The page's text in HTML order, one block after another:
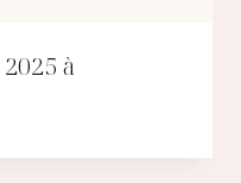
à